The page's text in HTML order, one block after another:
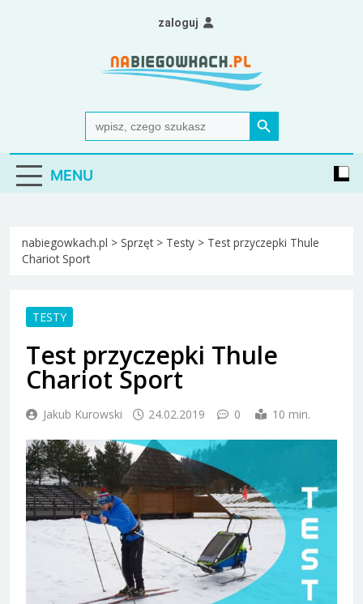
Nabiegowkach.pl
portal miłośników narciarstwa biegowego
Search
for:
Search Button
zaloguj
MENU
nabiegowkach.pl > Sprzęt > Testy > Test przyczepki Thule
Chariot Sport
TESTY
Test przyczepki Thule
Chariot Sport
Jakub Kurowski 24.02.2019 0 10 min.